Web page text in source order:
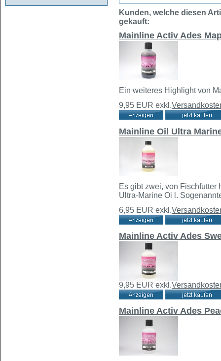
Kunden, welche diesen
gekauft:
Mainline Activ Ades
Ein weiteres Highlight von
9,95 EUR exkl.
Mainline Oil Ultra
Es gibt zwei, von Fischfutter
Ultra-Marine Oi l.
6,95 EUR exkl.
Mainline Activ Ades
9,95 EUR exkl.
Mainline Activ Ades